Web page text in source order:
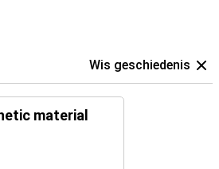
Wis geschiedenis
material